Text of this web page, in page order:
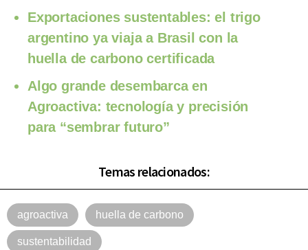
Exportaciones sustentables: el trigo
argentino ya viaja a Brasil con la
huella de carbono certificada
Algo grande desembarca en
Agroactiva: tecnología y precisión
para “sembrar futuro”
Temas relacionados:
agroactiva huella de carbono
sustentabilidad